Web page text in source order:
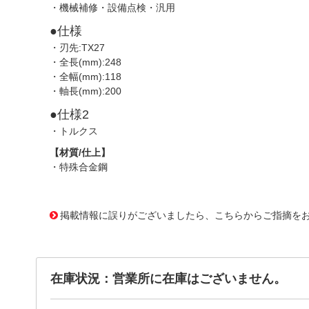
・機械補修・設備点検・汎用
●仕様
・刃先:TX27
・全長(mm):248
・全幅(mm):118
・軸長(mm):200
●仕様2
・トルクス
【材質/仕上】
・特殊合金鋼
掲載情報に誤りがございましたら、こちらからご指摘を
在庫状況：営業所に在庫はございません。